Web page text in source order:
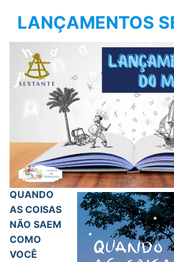
LANÇAMENTOS
QUANDO
AS COISAS
NÃO SAEM
COMO
VOCÊ